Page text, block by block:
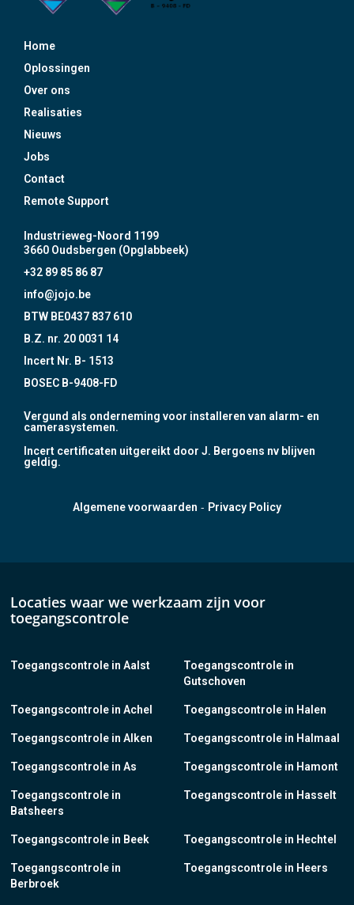
Home
Oplossingen
Over ons
Realisaties
Nieuws
Jobs
Contact
Remote Support
Industrieweg-Noord 1199
3660 Oudsbergen (Opglabbeek)
+32 89 85 86 87
info@jojo.be
BTW BE0437 837 610
B.Z. nr. 20 0031 14
Incert Nr. B- 1513
BOSEC B-9408-FD
Vergund als onderneming voor installeren van alarm- en
camerasystemen.
Incert certificaten uitgereikt door J. Bergoens nv blijven
geldig.
Algemene voorwaarden - Privacy Policy
Locaties waar we werkzaam zijn voor
toegangscontrole
Toegangscontrole in Aalst
Toegangscontrole in Achel
Toegangscontrole in Alken
Toegangscontrole in As
Toegangscontrole in
Batsheers
Toegangscontrole in Beek
Toegangscontrole in
Berbroek
Toegangscontrole in
Gutschoven
Toegangscontrole in Halen
Toegangscontrole in Halmaal
Toegangscontrole in Hamont
Toegangscontrole in Hasselt
Toegangscontrole in Hechtel
Toegangscontrole in Heers